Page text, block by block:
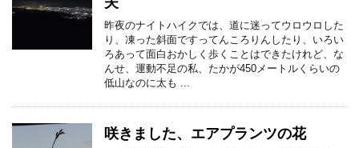
昨夜のナイトハイクでは、道に迷ってウロウロした
り、凍った斜面ですってんころりんしたり、いろい
ろあって面白おかしく歩くことはできたけれど、な
んせ、運動不足の私、たかが450メートルくらいの
低山なのに太も ...
咲きました、エアプランツの花